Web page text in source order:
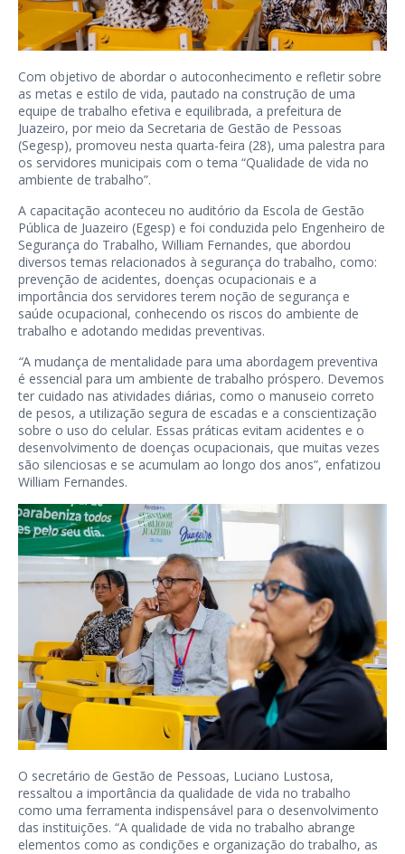
Com objetivo de abordar o autoconhecimento e refletir sobre
as metas e estilo de vida, pautado na construção de uma
equipe de trabalho efetiva e equilibrada, a prefeitura de
Juazeiro, por meio da Secretaria de Gestão de Pessoas
(Segesp), promoveu nesta quarta-feira (28), uma palestra para
os servidores municipais com o tema “Qualidade de vida no
ambiente de trabalho”.
A capacitação aconteceu no auditório da Escola de Gestão
Pública de Juazeiro (Egesp) e foi conduzida pelo Engenheiro de
Segurança do Trabalho, William Fernandes, que abordou
diversos temas relacionados à segurança do trabalho, como:
prevenção de acidentes, doenças ocupacionais e a
importância dos servidores terem noção de segurança e
saúde ocupacional, conhecendo os riscos do ambiente de
trabalho e adotando medidas preventivas.
“A mudança de mentalidade para uma abordagem preventiva
é essencial para um ambiente de trabalho próspero. Devemos
ter cuidado nas atividades diárias, como o manuseio correto
de pesos, a utilização segura de escadas e a conscientização
sobre o uso do celular. Essas práticas evitam acidentes e o
desenvolvimento de doenças ocupacionais, que muitas vezes
são silenciosas e se acumulam ao longo dos anos”, enfatizou
William Fernandes.
O secretário de Gestão de Pessoas, Luciano Lustosa,
ressaltou a importância da qualidade de vida no trabalho
como uma ferramenta indispensável para o desenvolvimento
das instituições. “A qualidade de vida no trabalho abrange
elementos como as condições e organização do trabalho, as